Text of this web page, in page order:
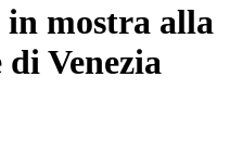
mostra alla
Venezia